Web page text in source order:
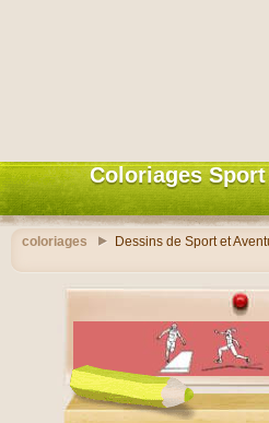
Coloriages
coloriages Dessins de Sport et